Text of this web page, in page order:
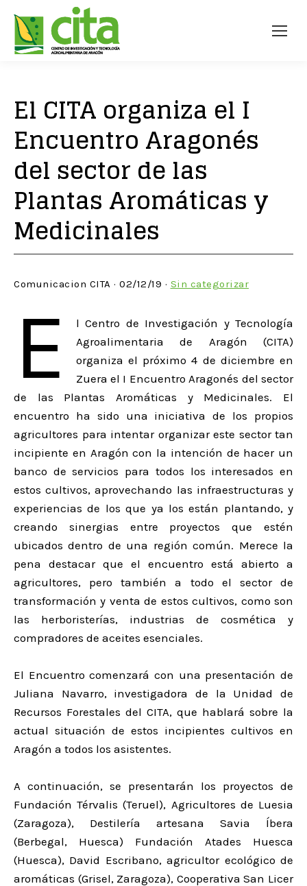
El CITA organiza el I
Encuentro Aragonés
del sector de las
Plantas Aromáticas y
Medicinales
Comunicacion CITA · 02/12/19 · Sin categorizar
E
l Centro de Investigación y Tecnología
Agroalimentaria de Aragón (CITA)
organiza el próximo 4 de diciembre en
Zuera el I Encuentro Aragonés del sector
de las Plantas Aromáticas y Medicinales. El
encuentro ha sido una iniciativa de los propios
agricultores para intentar organizar este sector tan
incipiente en Aragón con la intención de hacer un
banco de servicios para todos los interesados en
estos cultivos, aprovechando las infraestructuras y
experiencias de los que ya los están plantando, y
creando sinergias entre proyectos que estén
ubicados dentro de una región común. Merece la
pena destacar que el encuentro está abierto a
agricultores, pero también a todo el sector de
transformación y venta de estos cultivos, como son
las herboristerías, industrias de cosmética y
compradores de aceites esenciales.
El Encuentro comenzará con una presentación de
Juliana Navarro, investigadora de la Unidad de
Recursos Forestales del CITA, que hablará sobre la
actual situación de estos incipientes cultivos en
Aragón a todos los asistentes.
A continuación, se presentarán los proyectos de
Fundación Térvalis (Teruel), Agricultores de Luesia
(Zaragoza), Destilería artesana Savia Íbera
(Berbegal, Huesca) Fundación Atades Huesca
(Huesca), David Escribano, agricultor ecológico de
aromáticas (Grisel, Zaragoza), Cooperativa San Licer